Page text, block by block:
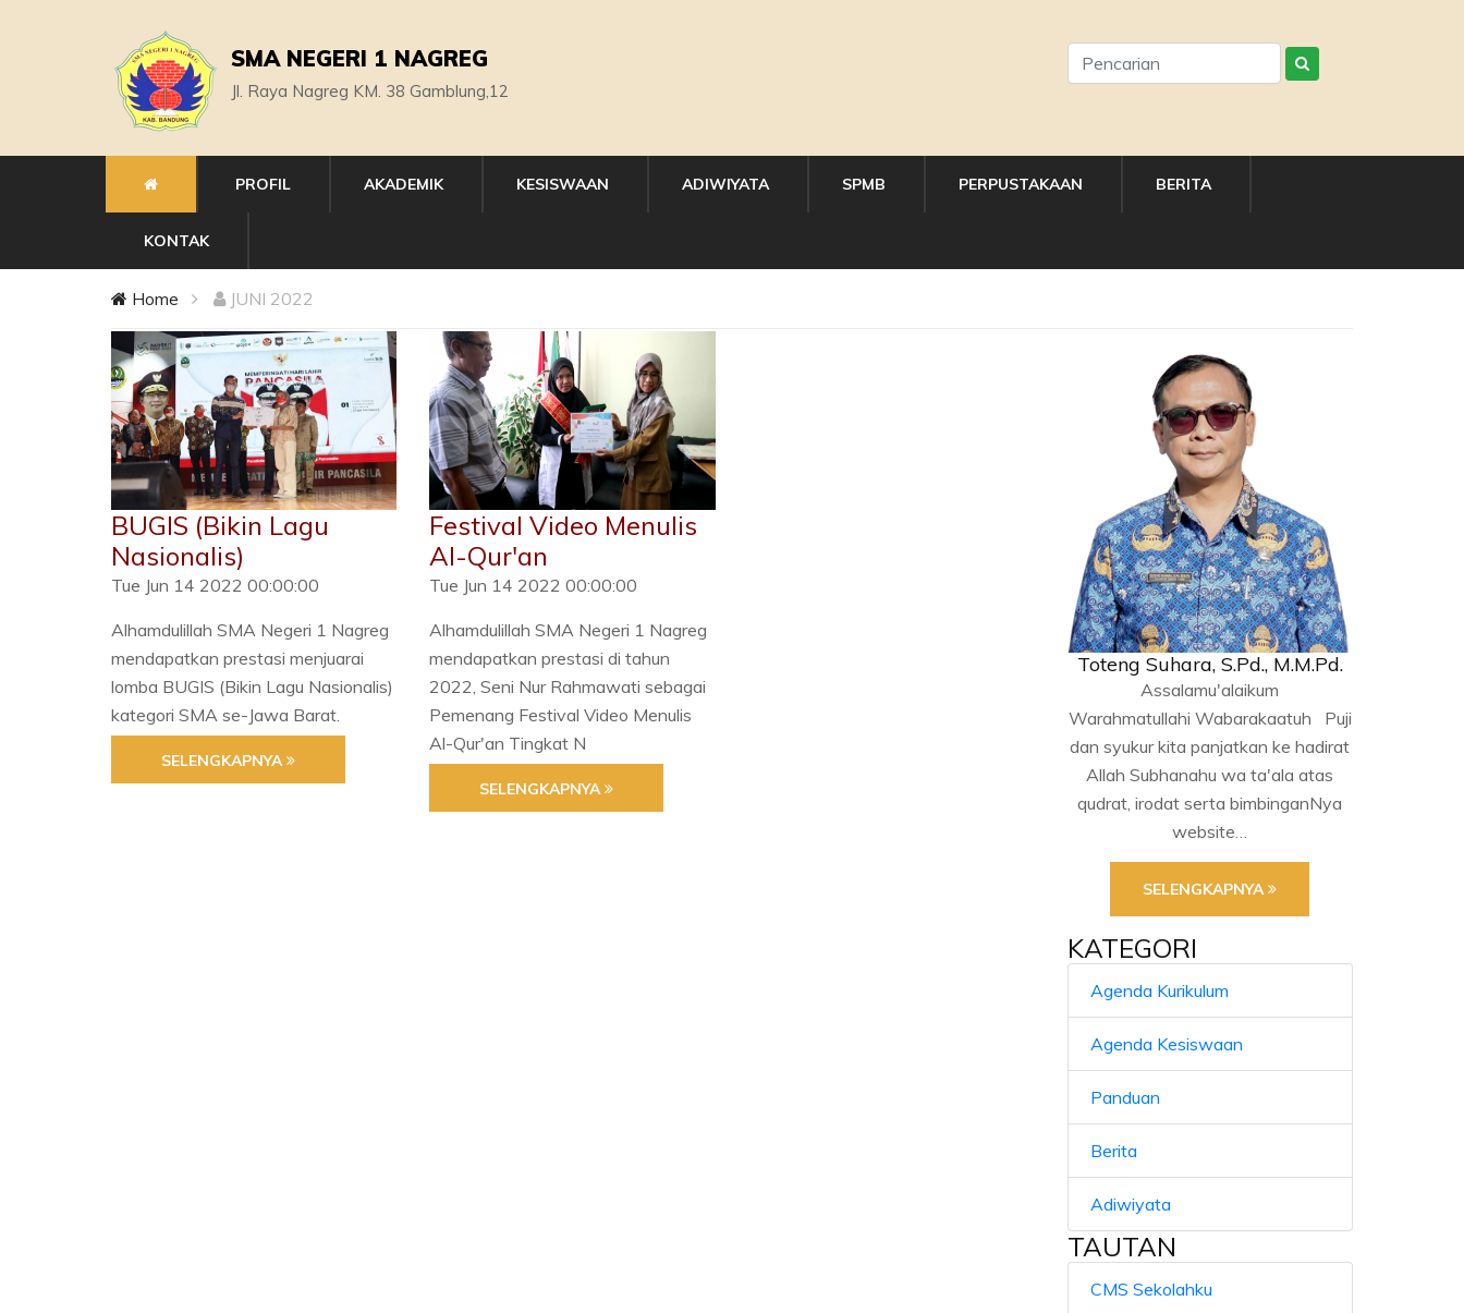
SMA NEGERI 1 NAGREG
Jl. Raya Nagreg KM. 38 Gamblung,12
PROFIL AKADEMIK KESISWAAN ADIWIYATA SPMB PERPUSTAKAAN BERITA
KONTAK
Home JUNI 2022
BUGIS (Bikin Lagu
Nasionalis)
Tue Jun 14 2022 00:00:00
Alhamdulillah SMA Negeri 1 Nagreg
mendapatkan prestasi menjuarai
lomba BUGIS (Bikin Lagu Nasionalis)
kategori SMA se-Jawa Barat.
SELENGKAPNYA
Festival Video Menulis
Al-Qur'an
Tue Jun 14 2022 00:00:00
Alhamdulillah SMA Negeri 1 Nagreg
mendapatkan prestasi di tahun
2022, Seni Nur Rahmawati sebagai
Pemenang Festival Video Menulis
Al-Qur'an Tingkat N
SELENGKAPNYA
Toteng Suhara, S.Pd., M.M.Pd.
Assalamu'alaikum
Warahmatullahi Wabarakaatuh Puji
dan syukur kita panjatkan ke hadirat
Allah Subhanahu wa ta'ala atas
qudrat, irodat serta bimbinganNya
website…
SELENGKAPNYA
KATEGORI
Agenda Kurikulum
Agenda Kesiswaan
Panduan
Berita
Adiwiyata
TAUTAN
CMS Sekolahku